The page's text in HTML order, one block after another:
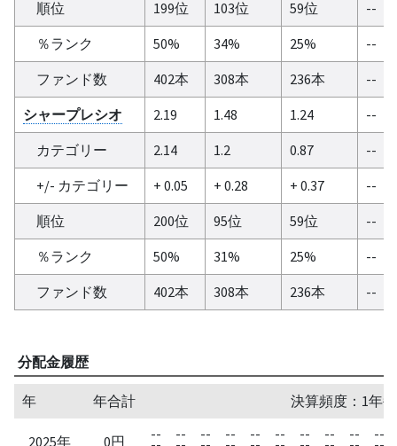
順位
199位 103位 59位
--
％ランク
50% 34% 25%
--
ファンド数
402本 308本 236本
--
シャープレシオ
2.19 1.48 1.24
--
カテゴリー
2.14 1.2 0.87
--
+/- カテゴリー
+ 0.05 + 0.28 + 0.37
--
順位
200位 95位 59位
--
％ランク
50% 31% 25%
--
ファンド数
402本 308本 236本 --
分配金履歴
年 年合計 決算頻度：1年
2025年 0円 -- -- -- -- -- -- -- -- -- --